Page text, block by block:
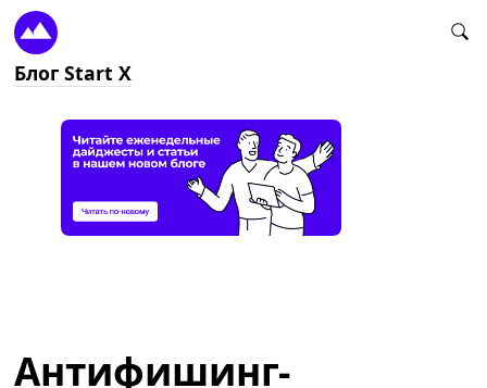
Блог Start X
Антифишинг-